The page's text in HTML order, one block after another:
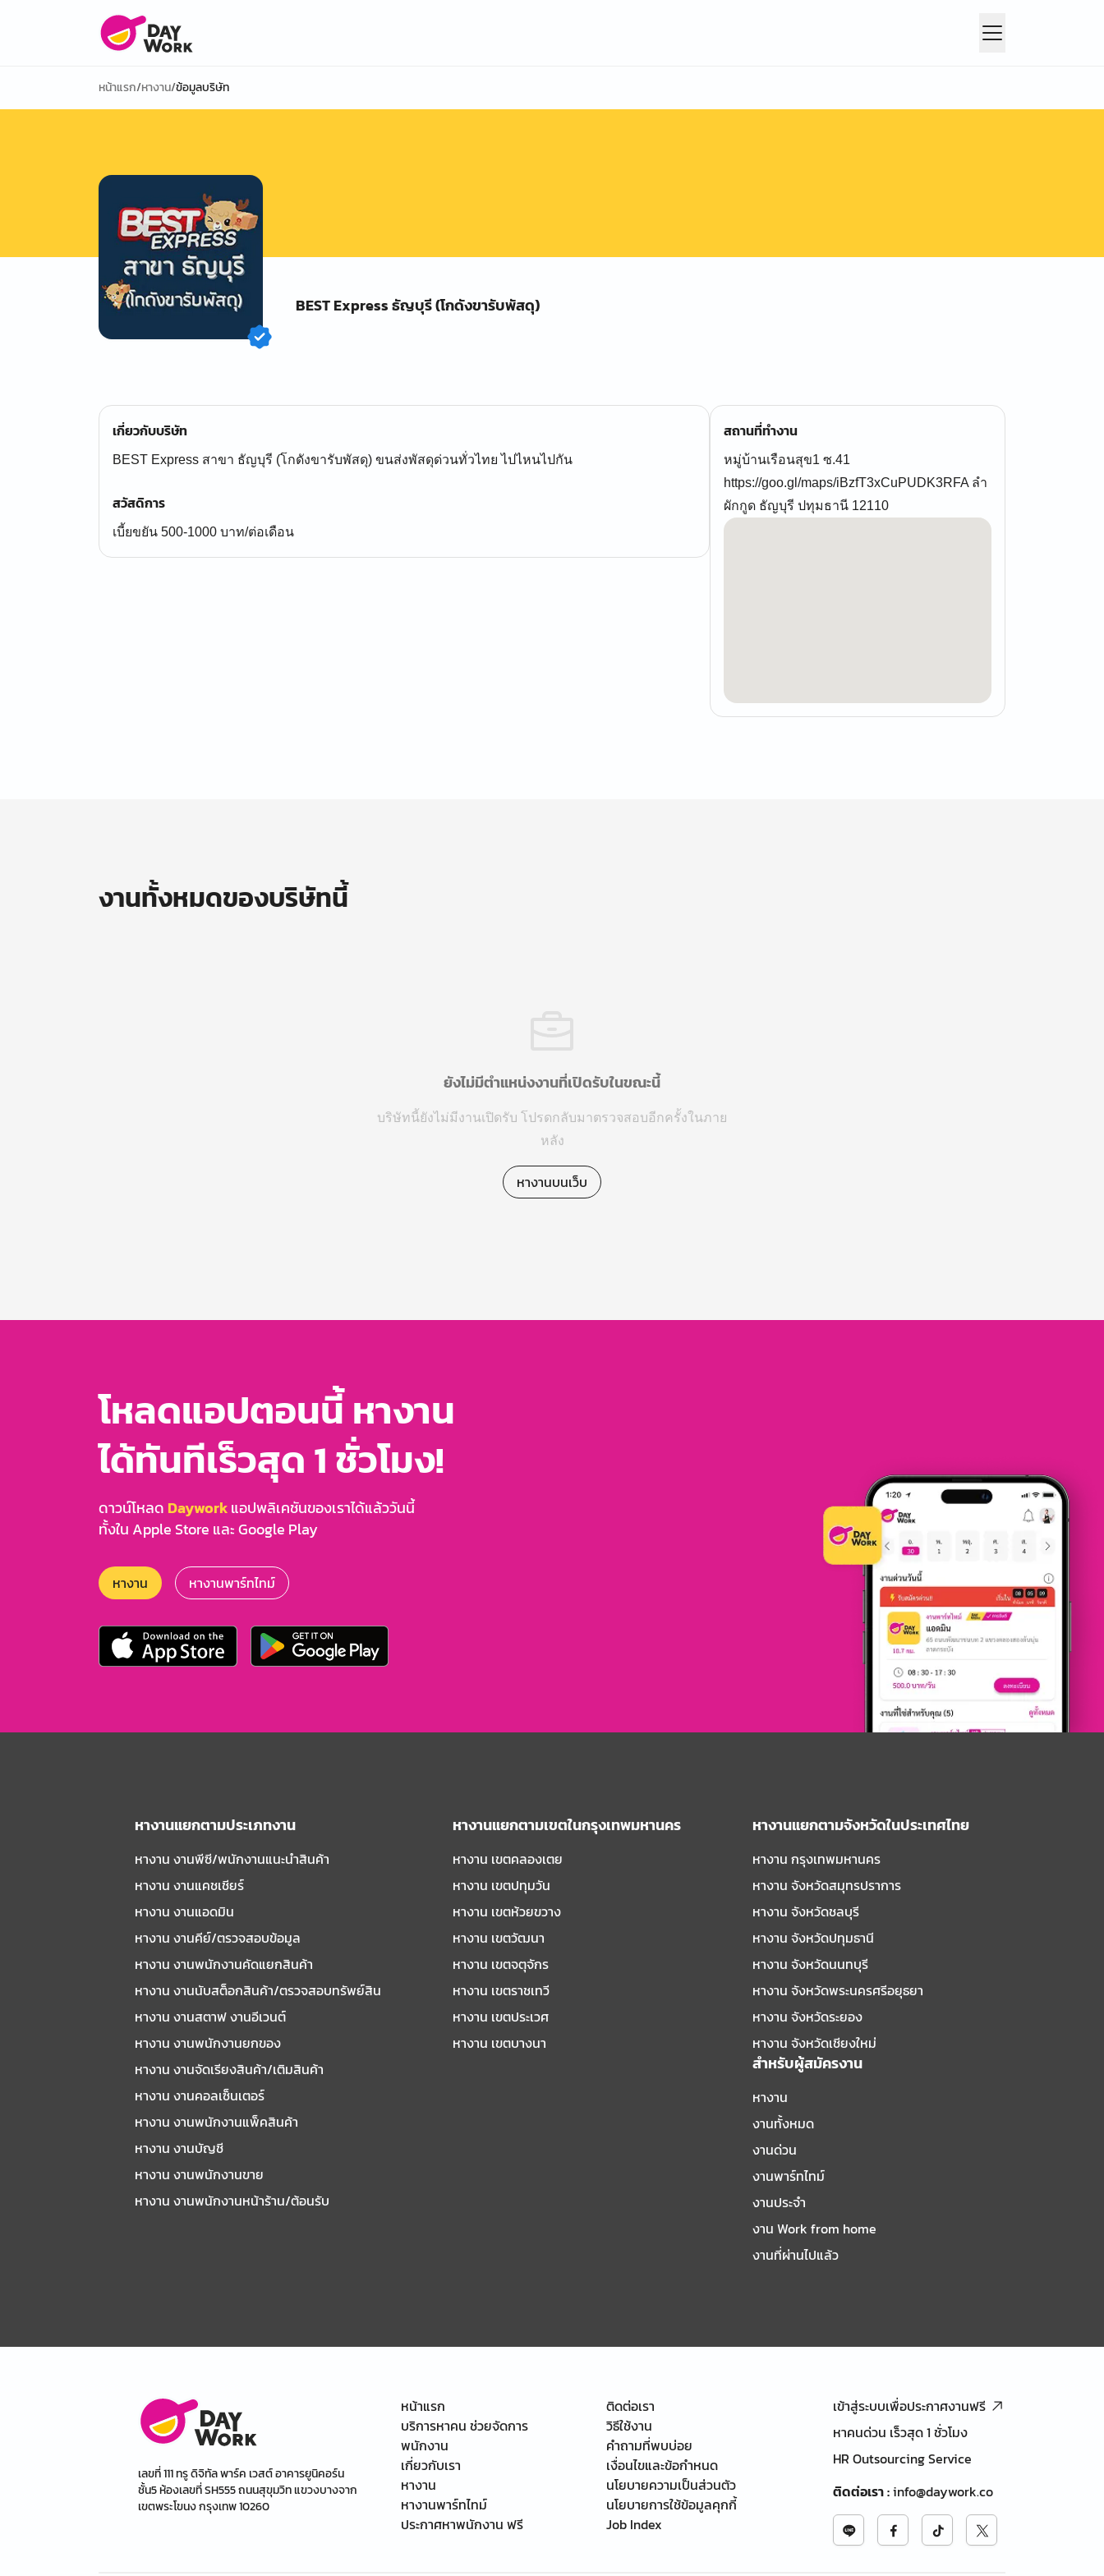
หน้าแรก/หางาน/ข้อมูลบริษัท
BEST Express ธัญบุรี (โกดังขารับพัสดุ)
เกี่ยวกับบริษัท
BEST Express สาขา ธัญบุรี (โกดังขารับพัสดุ) ขนส่งพัสดุด่วนทั่วไทย ไปไหนไปกัน
สวัสดิการ
เบี้ยขยัน 500-1000 บาท/ต่อเดือน
สถานที่ทำงาน
หมู่บ้านเรือนสุข1 ซ.41
https://goo.gl/maps/iBzfT3xCuPUDK3RFA ลำ
ผักกูด ธัญบุรี ปทุมธานี 12110
งานทั้งหมดของบริษัทนี้
ยังไม่มีตำแหน่งงานที่เปิดรับในขณะนี้
บริษัทนี้ยังไม่มีงานเปิดรับ โปรดกลับมาตรวจสอบอีกครั้งในภาย
หลัง
หางานบนเว็บ
โหลดแอปตอนนี้ หางาน
ได้ทันทีเร็วสุด 1 ชั่วโมง!
ดาวน์โหลด Dayworkแอปพลิเคชันของเราได้แล้ววันนี้
ทั้งใน Apple Store และ Google Play
หางาน หางานพาร์ทไทม์
หางานแยกตามประเภทงาน
หางาน งานพีซี/พนักงานแนะนําสินค้า
หางาน งานแคชเชียร์
หางาน งานแอดมิน
หางาน งานคีย์/ตรวจสอบข้อมูล
หางาน งานพนักงานคัดแยกสินค้า
หางาน งานนับสต็อกสินค้า/ตรวจสอบทรัพย์สิน
หางาน งานสตาฟ งานอีเวนต์
หางาน งานพนักงานยกของ
หางาน งานจัดเรียงสินค้า/เติมสินค้า
หางาน งานคอลเซ็นเตอร์
หางาน งานพนักงานแพ็คสินค้า
หางาน งานบัญชี
หางาน งานพนักงานขาย
หางาน งานพนักงานหน้าร้าน/ต้อนรับ
หางานแยกตามเขตในกรุงเทพมหานคร
หางาน เขตคลองเตย
หางาน เขตปทุมวัน
หางาน เขตห้วยขวาง
หางาน เขตวัฒนา
หางาน เขตจตุจักร
หางาน เขตราชเทวี
หางาน เขตประเวศ
หางาน เขตบางนา
หางานแยกตามจังหวัดในประเทศไทย
หางาน กรุงเทพมหานคร
หางาน จังหวัดสมุทรปราการ
หางาน จังหวัดชลบุรี
หางาน จังหวัดปทุมธานี
หางาน จังหวัดนนทบุรี
หางาน จังหวัดพระนครศรีอยุธยา
หางาน จังหวัดระยอง
หางาน จังหวัดเชียงใหม่
สำหรับผู้สมัครงาน
หางาน
งานทั้งหมด
งานด่วน
งานพาร์ทไทม์
งานประจำ
งาน Work from home
งานที่ผ่านไปแล้ว
เลขที่ 111 ทรู ดิจิทัล พาร์ค เวสต์ อาคารยูนิคอร์น
ชั้น5 ห้องเลขที่ SH555 ถนนสุขุมวิท แขวงบางจาก
เขตพระโขนง กรุงเทพ 10260
หน้าแรก
บริการหาคน ช่วยจัดการ
พนักงาน
เกี่ยวกับเรา
หางาน
หางานพาร์ทไทม์
ประกาศหาพนักงาน ฟรี
ติดต่อเรา
วิธีใช้งาน
คำถามที่พบบ่อย
เงื่อนไขและข้อกำหนด
นโยบายความเป็นส่วนตัว
นโยบายการใช้ข้อมูลคุกกี้
Job Index
เข้าสู่ระบบเพื่อประกาศงานฟรี
หาคนด่วน เร็วสุด 1 ชั่วโมง
HR Outsourcing Service
ติดต่อเรา:info@daywork.co